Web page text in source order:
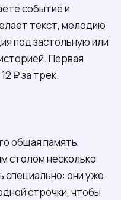
событие и
текст, мелодию
под застольную или
Первая
₽ за трек.
общая память,
столом несколько
специально: они уже
строчки, чтобы